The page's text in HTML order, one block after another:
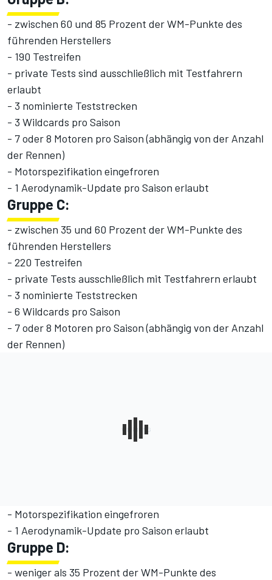
- zwischen 60 und 85 Prozent der WM-Punkte des
führenden Herstellers
- 190 Testreifen
- private Tests sind ausschließlich mit Testfahrern
erlaubt
- 3 nominierte Teststrecken
- 3 Wildcards pro Saison
- 7 oder 8 Motoren pro Saison (abhängig von der Anzahl
der Rennen)
- Motorspezifikation eingefroren
- 1 Aerodynamik-Update pro Saison erlaubt
Gruppe C:
- zwischen 35 und 60 Prozent der WM-Punkte des
führenden Herstellers
- 220 Testreifen
- private Tests ausschließlich mit Testfahrern erlaubt
- 3 nominierte Teststrecken
- 6 Wildcards pro Saison
- 7 oder 8 Motoren pro Saison (abhängig von der Anzahl
der Rennen)
- Motorspezifikation eingefroren
- 1 Aerodynamik-Update pro Saison erlaubt
Gruppe D:
- weniger als 35 Prozent der WM-Punkte des